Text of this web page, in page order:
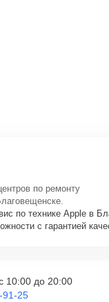
по ремонту
по технике Apple в
с гарантией
10:00 до 20:00
91-25